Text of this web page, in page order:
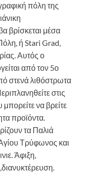
πόλη της
βρίσκεται μέσα
ή Stari Grad,
Αυτός ο
από τον 5ο
στενά λιθόστρωτα
στις
να βρείτε
προϊόντα.
τα Παλιά
Τρύφωνος και
Άφιξη,